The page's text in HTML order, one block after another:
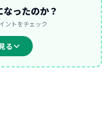
ったのか？
ントをチェック
る